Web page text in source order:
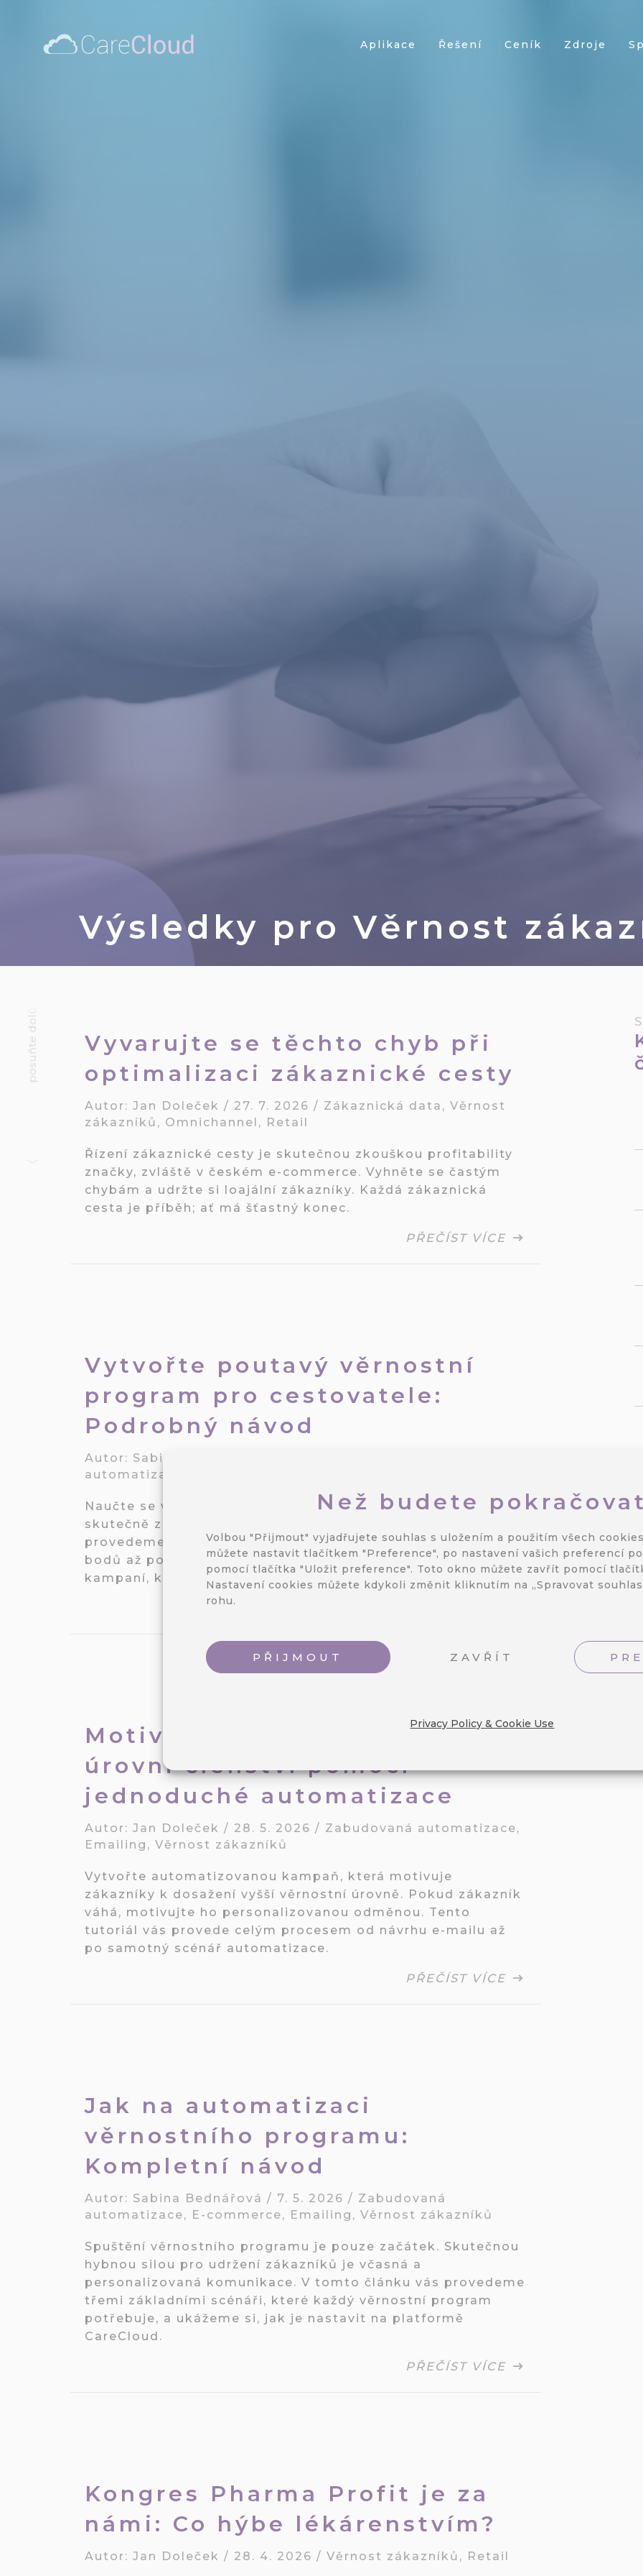
Než budete
Volbou "Přijmout" vyjadřujete souhlas s uložením a použitím všech
můžete nastavit tlačítkem "Preference", po nastavení vašich preferencí
pomocí tlačítka "Uložit preference". Toto okno můžete zavřít pomocí
Nastavení cookies můžete kdykoli změnit kliknutím na „Spravovat
rohu.
PŘIJMOUT ZAVŘÍT
Privacy Policy & Cookie Use
Aplikace Řešení Ceník Zdroje
posuňte dolů
Výsledky proVěrnost
Vyvarujte se těchto chyb při
optimalizaci zákaznické cesty
Autor: Jan Doleček / 27. 7. 2026 / Zákaznická data , Věrnost
zákazníků , Omnichannel , Retail
Řízení zákaznické cesty je skutečnou zkouškou profitability
značky, zvláště v českém e-commerce. Vyhněte se častým
chybám a udržte si loajální zákazníky. Každá zákaznická
cesta je příběh; ať má šťastný konec.
PŘEČÍST VÍCE
Vytvořte poutavý věrnostní
program pro cestovatele:
Podrobný návod
Autor: Sabina Bednářová
automatizace
Naučte se vytvořit věrnostní program pro cestovatele, který
skutečně zaujme. V tomto článku vás krok za krokem
provedeme tvorbou věrnostního programu, od nastavení
bodů až po vytváření personalizovaných e-mailových
kampaní, které zaujmou a motivují cestovatele.
Motivujte zákazníky k vyšší
úrovni členství pomocí
jednoduché automatizace
Autor: Jan Doleček / 28. 5. 2026 / Zabudovaná automatizace,
Emailing , Věrnost zákazníků
Vytvořte automatizovanou kampaň, která motivuje
zákazníky k dosažení vyšší věrnostní úrovně. Pokud zákazník
váhá, motivujte ho personalizovanou odměnou. Tento
tutoriál vás provede celým procesem od návrhu e-mailu až
po samotný scénář automatizace.
PŘEČÍST VÍCE
Jak na automatizaci
věrnostního programu:
Kompletní návod
Autor: Sabina Bednářová / 7. 5. 2026 / Zabudovaná
automatizace, E-commerce, Emailing , Věrnost zákazníků
Spuštění věrnostního programu je pouze začátek. Skutečnou
hybnou silou pro udržení zákazníků je včasná a
personalizovaná komunikace. V tomto článku vás provedeme
třemi základními scénáři, které každý věrnostní program
potřebuje, a ukážeme si, jak je nastavit na platformě
CareCloud.
PŘEČÍST VÍCE
Kongres Pharma Profit je za
námi: Co hýbe lékárenstvím?
Autor: Jan Doleček / 28. 4. 2026 / Věrnost zákazníků , Retail